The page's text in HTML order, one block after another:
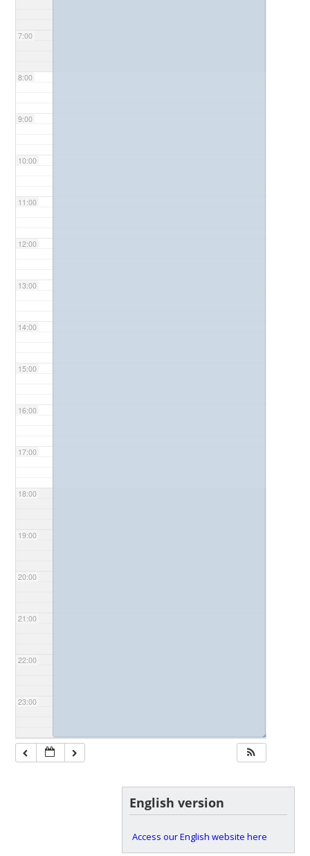
7:00
8:00
9:00
10:00
11:00
12:00
13:00
14:00
15:00
16:00
17:00
18:00
19:00
20:00
21:00
22:00
23:00
◢
English version
Access our English website here